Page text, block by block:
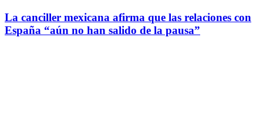
La canciller mexicana afirma que las relaciones con
España “aún no han salido de la pausa”